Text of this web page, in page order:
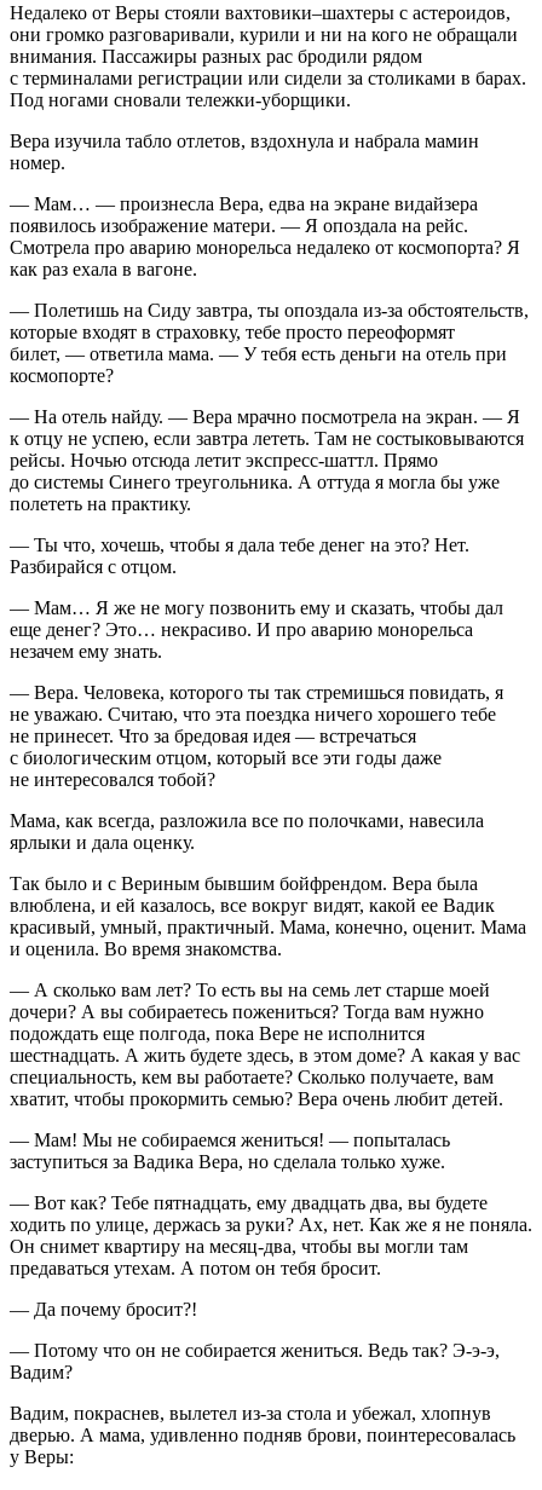
Недалеко от Веры стояли вахтовики–шахтеры с астероидов,
они громко разговаривали, курили и ни на кого не обращали
внимания. Пассажиры разных рас бродили рядом
с терминалами регистрации или сидели за столиками в барах.
Под ногами сновали тележки-уборщики.
Вера изучила табло отлетов, вздохнула и набрала мамин
номер.
— Мам… — произнесла Вера, едва на экране видайзера
появилось изображение матери. — Я опоздала на рейс.
Смотрела про аварию монорельса недалеко от космопорта? Я
как раз ехала в вагоне.
— Полетишь на Сиду завтра, ты опоздала из-за обстоятельств,
которые входят в страховку, тебе просто переоформят
билет, — ответила мама. — У тебя есть деньги на отель при
космопорте?
— На отель найду. — Вера мрачно посмотрела на экран. — Я
к отцу не успею, если завтра лететь. Там не состыковываются
рейсы. Ночью отсюда летит экспресс-шаттл. Прямо
до системы Синего треугольника. А оттуда я могла бы уже
полететь на практику.
— Ты что, хочешь, чтобы я дала тебе денег на это? Нет.
Разбирайся с отцом.
— Мам… Я же не могу позвонить ему и сказать, чтобы дал
еще денег? Это… некрасиво. И про аварию монорельса
незачем ему знать.
— Вера. Человека, которого ты так стремишься повидать, я
не уважаю. Считаю, что эта поездка ничего хорошего тебе
не принесет. Что за бредовая идея — встречаться
с биологическим отцом, который все эти годы даже
не интересовался тобой?
Мама, как всегда, разложила все по полочками, навесила
ярлыки и дала оценку.
Так было и с Вериным бывшим бойфрендом. Вера была
влюблена, и ей казалось, все вокруг видят, какой ее Вадик
красивый, умный, практичный. Мама, конечно, оценит. Мама
и оценила. Во время знакомства.
— А сколько вам лет? То есть вы на семь лет старше моей
дочери? А вы собираетесь пожениться? Тогда вам нужно
подождать еще полгода, пока Вере не исполнится
шестнадцать. А жить будете здесь, в этом доме? А какая у вас
специальность, кем вы работаете? Сколько получаете, вам
хватит, чтобы прокормить семью? Вера очень любит детей.
— Мам! Мы не собираемся жениться! — попыталась
заступиться за Вадика Вера, но сделала только хуже.
— Вот как? Тебе пятнадцать, ему двадцать два, вы будете
ходить по улице, держась за руки? Ах, нет. Как же я не поняла.
Он снимет квартиру на месяц-два, чтобы вы могли там
предаваться утехам. А потом он тебя бросит.
— Да почему бросит?!
— Потому что он не собирается жениться. Ведь так? Э-э-э,
Вадим?
Вадим, покраснев, вылетел из-за стола и убежал, хлопнув
дверью. А мама, удивленно подняв брови, поинтересовалась
у Веры: